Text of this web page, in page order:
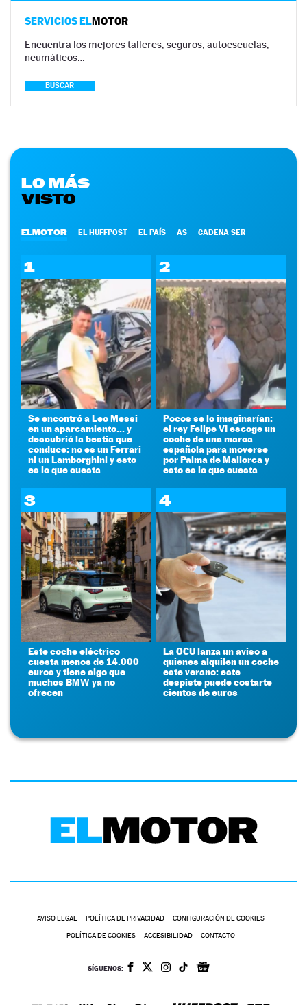
SERVICIOS ELMOTOR
Encuentra los mejores talleres, seguros, autoescuelas,
neumáticos…
BUSCAR
LO MÁS
VISTO
ELMOTOR EL HUFFPOST EL PAÍS AS CADENA SER
1
Se encontró a Leo Messi
en un aparcamiento... y
descubrió la bestia que
conduce: no es un Ferrari
ni un Lamborghini y esto
es lo que cuesta
2
Pocos se lo imaginarían:
el rey Felipe VI escoge un
coche de una marca
española para moverse
por Palma de Mallorca y
esto es lo que cuesta
3
Este coche eléctrico
cuesta menos de 14.000
euros y tiene algo que
muchos BMW ya no
ofrecen
4
La OCU lanza un aviso a
quienes alquilen un coche
este verano: este
despiste puede costarte
cientos de euros
AVISO LEGAL POLÍTICA DE PRIVACIDAD CONFIGURACIÓN DE COOKIES
POLÍTICA DE COOKIES ACCESIBILIDAD CONTACTO
SÍGUENOS: